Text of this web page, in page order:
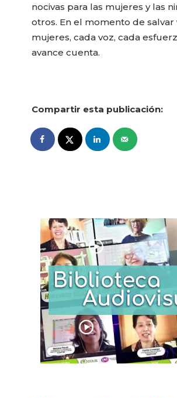
nocivas para las mujeres y las
otros. En el momento de salvar
mujeres, cada voz, cada
avance cuenta.
Compartir esta publicación: